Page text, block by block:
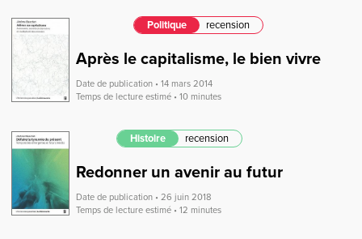
Politique recension
Après le capitalisme, le bien vivre
Date de publication • 14 mars 2014
Temps de lecture estimé • 10 minutes
Histoire recension
Redonner un avenir au futur
Date de publication • 26 juin 2018
Temps de lecture estimé • 12 minutes